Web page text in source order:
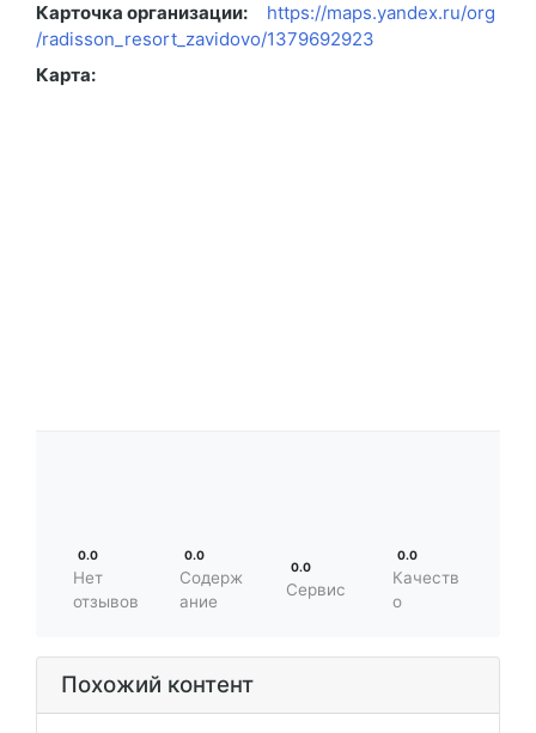
Карточка организации:
https://maps.yandex.ru/org
/radisson_resort_zavidovo/1379692923
Карта:
0.0
Нет
отзывов
0.0
Содерж
ание
0.0
Сервис
0.0
Качеств
о
Похожий контент